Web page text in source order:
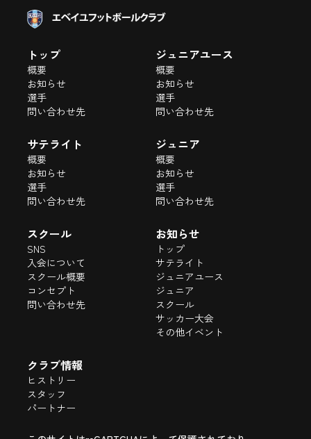
トップ
概要
お知らせ
選手
問い合わせ先
ジュニアユース
概要
お知らせ
選手
問い合わせ先
サテライト
概要
お知らせ
選手
問い合わせ先
ジュニア
概要
お知らせ
選手
問い合わせ先
スクール
SNS
入会について
スクール概要
コンセプト
問い合わせ先
お知らせ
トップ
サテライト
ジュニアユース
ジュニア
スクール
サッカー大会
その他イベント
クラブ情報
ヒストリー
スタッフ
パートナー